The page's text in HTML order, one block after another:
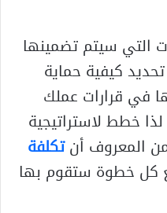
التي سيتم تضمينها
كيفية حماية
في قرارات عملك
خطط لاستراتيجية
من المعروف أنتكلفة
كل خطوة ستقوم بها